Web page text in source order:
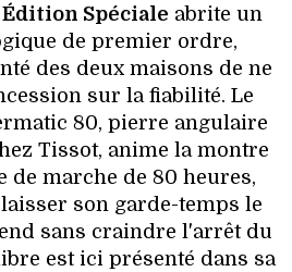
Spéciale abrite un
de premier ordre,
des deux maisons de ne
sur la fiabilité. Le
80, pierre angulaire
Tissot, anime la montre
de marche de 80 heures,
son garde-temps le
sans craindre l'arrêt du
est ici présenté dans sa